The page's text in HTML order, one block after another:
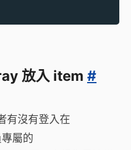
放入 item #
有沒有登入在
屬的